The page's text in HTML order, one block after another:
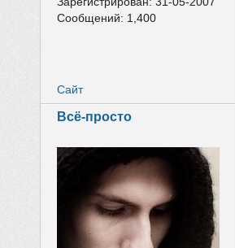
Сообщений: 1,400
Сайт
Всё-просто